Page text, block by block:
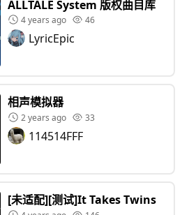
ALLTALE System 版权曲目库
4 years ago 46
LyricEpic
相声模拟器
2 years ago 33
114514FFF
[未适配][测试]It Takes Twins